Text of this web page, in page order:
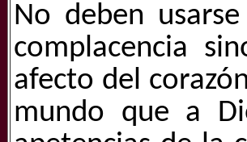
No deben
complacencia
afecto del
mundo que a